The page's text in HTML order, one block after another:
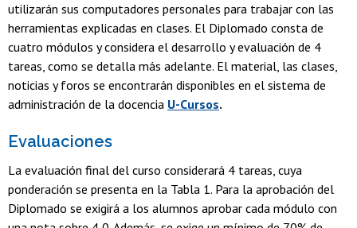
utilizarán sus computadores personales para trabajar con las
herramientas explicadas en clases. El Diplomado consta de
cuatro módulos y considera el desarrollo y evaluación de 4
tareas, como se detalla más adelante. El material, las clases,
noticias y foros se encontrarán disponibles en el sistema de
administración de la docencia U-Cursos.
Evaluaciones
La evaluación final del curso considerará 4 tareas, cuya
ponderación se presenta en la Tabla 1. Para la aprobación del
Diplomado se exigirá a los alumnos aprobar cada módulo con